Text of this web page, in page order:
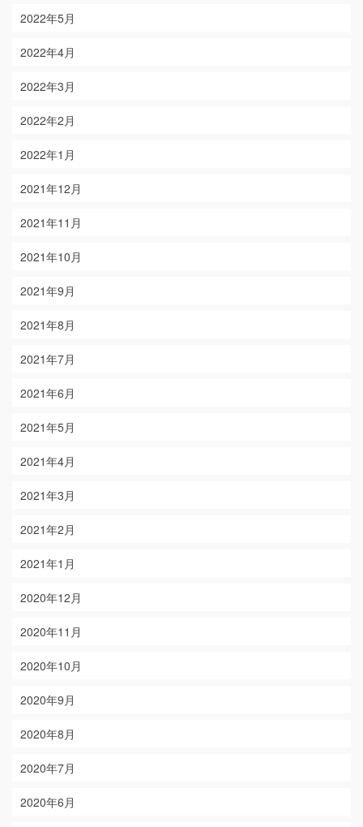
2022年5月
2022年4月
2022年3月
2022年2月
2022年1月
2021年12月
2021年11月
2021年10月
2021年9月
2021年8月
2021年7月
2021年6月
2021年5月
2021年4月
2021年3月
2021年2月
2021年1月
2020年12月
2020年11月
2020年10月
2020年9月
2020年8月
2020年7月
2020年6月